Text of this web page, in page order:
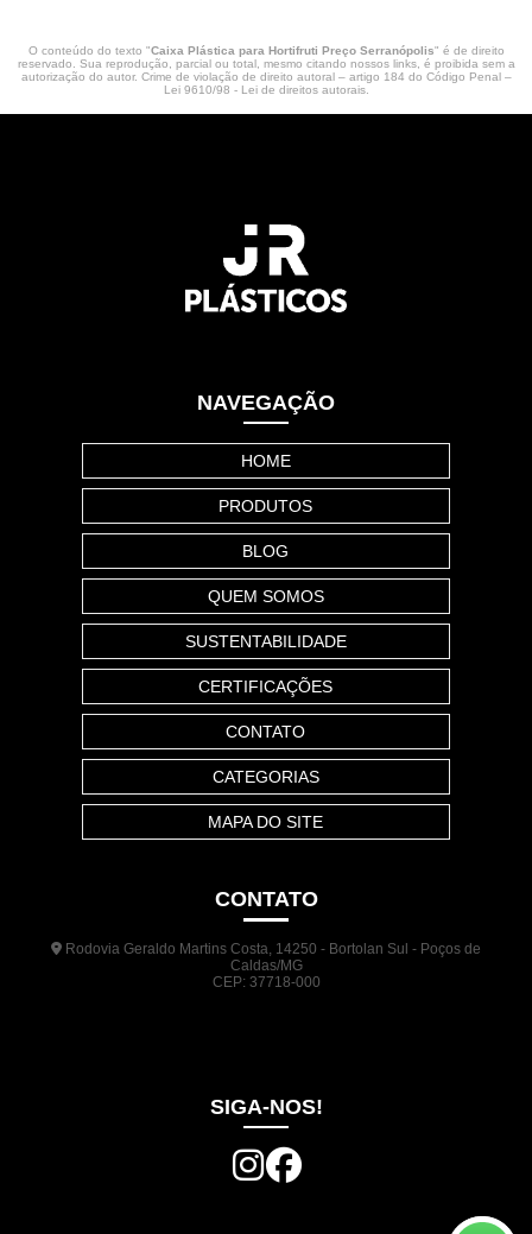
O conteúdo do texto "Caixa Plástica para Hortifruti Preço Serranópolis" é de direito
reservado. Sua reprodução, parcial ou total, mesmo citando nossos links, é proibida sem a
autorização do autor. Crime de violação de direito autoral – artigo 184 do Código Penal –
Lei 9610/98 - Lei de direitos autorais.
NAVEGAÇÃO
HOME
PRODUTOS
BLOG
QUEM SOMOS
SUSTENTABILIDADE
CERTIFICAÇÕES
CONTATO
CATEGORIAS
MAPA DO SITE
CONTATO
Rodovia Geraldo Martins Costa, 14250 - Bortolan Sul - Poços de
Caldas/MG
CEP: 37718-000
SIGA-NOS!